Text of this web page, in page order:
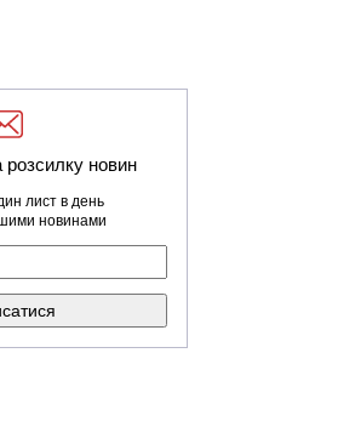
розсилку новин
лист в день
новинами